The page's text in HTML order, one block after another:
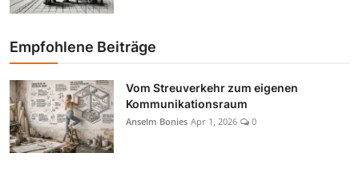
Empfohlene Beiträge
Vom Streuverkehr zum eigenen
Kommunikationsraum
Anselm Bonies Apr 1, 2026 0